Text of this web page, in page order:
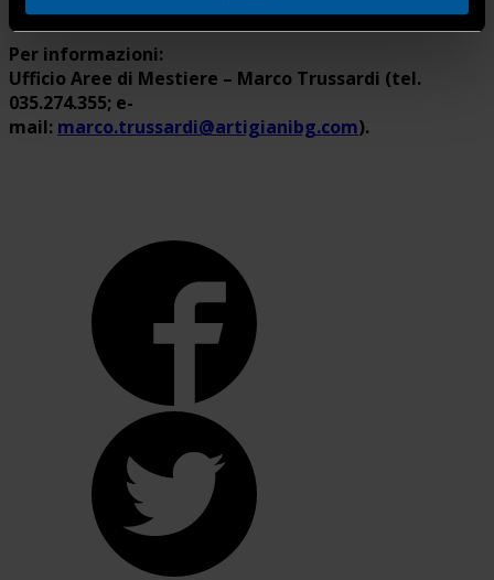
Per informazioni:
Ufficio Aree di Mestiere – Marco Trussardi (tel.
035.274.355; e-
mail: marco.trussardi@artigianibg.com).